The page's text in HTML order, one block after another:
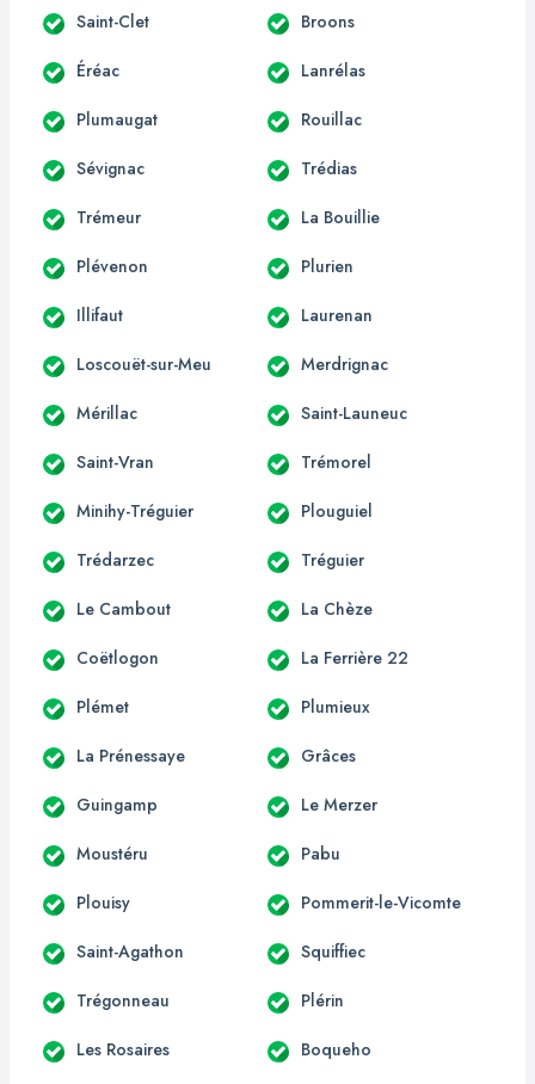
Saint-Clet Broons
Éréac Lanrélas
Plumaugat Rouillac
Sévignac Trédias
Trémeur La Bouillie
Plévenon Plurien
Illifaut Laurenan
Loscouët-sur-Meu Merdrignac
Mérillac Saint-Launeuc
Saint-Vran Trémorel
Minihy-Tréguier Plouguiel
Trédarzec Tréguier
Le Cambout La Chèze
Coëtlogon La Ferrière 22
Plémet Plumieux
La Prénessaye Grâces
Guingamp Le Merzer
Moustéru Pabu
Plouisy Pommerit-le-Vicomte
Saint-Agathon Squiffiec
Trégonneau Plérin
Les Rosaires Boqueho